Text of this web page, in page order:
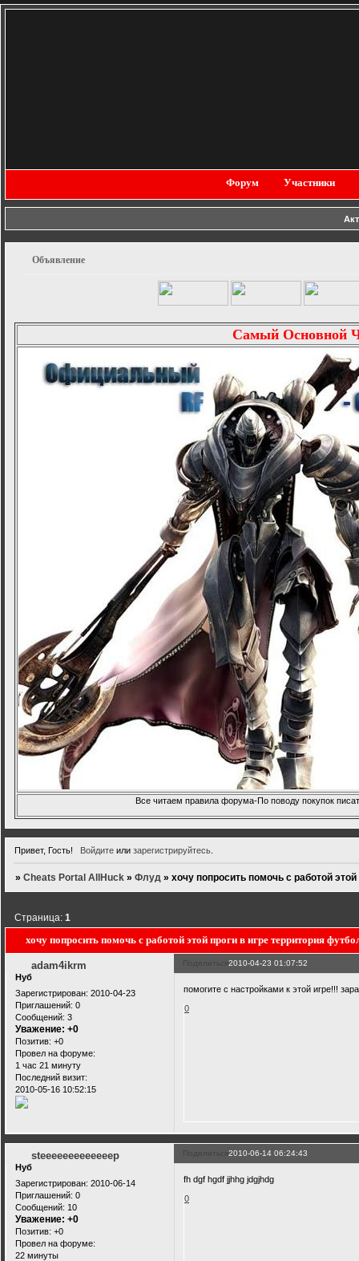
Форум Участники
Объявление
Самый Основной
Все читаем правила форума-По поводу покупок
Привет, Гость! Войдитеили зарегистрируйтесь.
»Cheats Portal AllHuck »Флуд »хочу попросить помочь с работой
хочу попросить помочь с работой этой проги в игре территория
Страница:1
Поделиться2010-04-23 01:07:52
adam4ikrm
Нуб
Зарегистрирован: 2010-04-23
Приглашений: 0
Сообщений: 3
Уважение: +0
Позитив: +0
Провел на форуме:
1 час 21 минуту
Последний визит:
2010-05-16 10:52:15
помогите с настройками к этой игре!!!
0
Поделиться2010-06-14 06:24:43
steeeeeeeeeeeeep
Нуб
Зарегистрирован: 2010-06-14
Приглашений: 0
Сообщений: 10
Уважение: +0
Позитив: +0
Провел на форуме:
22 минуты
fh dgf hgdf jjhhg jdgjhdg
0